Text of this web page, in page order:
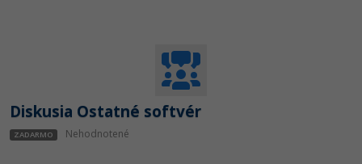
Diskusia Ostatné softvér
ZADARMO Nehodnotené